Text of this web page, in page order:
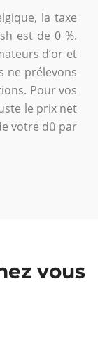
la taxe
est de 0 %.
d’or et
ne prélevons
Pour vos
le prix net
votre dû par
vous